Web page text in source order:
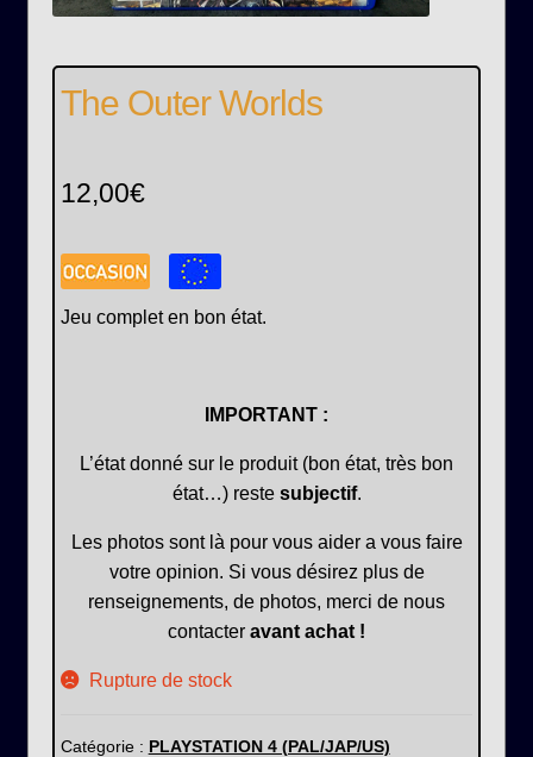
The Outer Worlds
12,00€
Jeu complet en bon état.
IMPORTANT :
L’état donné sur le produit (bon état, très bon
état…) reste subjectif.
Les photos sont là pour vous aider a vous faire
votre opinion. Si vous désirez plus de
renseignements, de photos, merci de nous
contacter avant achat !
Rupture de stock
Catégorie : PLAYSTATION 4 (PAL/JAP/US)